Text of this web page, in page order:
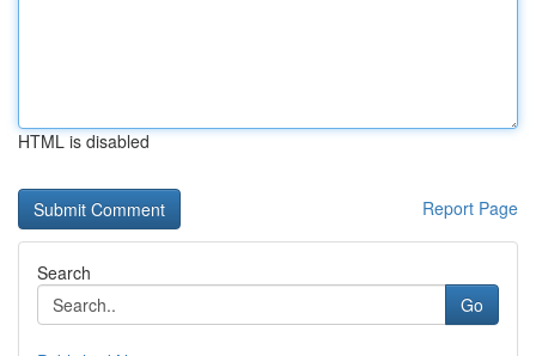
HTML is disabled
Report Page
Search
Go